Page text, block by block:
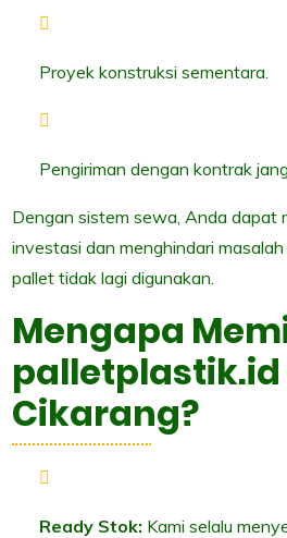
Proyek konstruksi sementara.
Pengiriman dengan kontrak
Dengan sistem sewa, Anda dapat
investasi dan menghindari
pallet tidak lagi digunakan.
Mengapa
palletplastik.id
Cikarang?
Ready Stok: Kami selalu